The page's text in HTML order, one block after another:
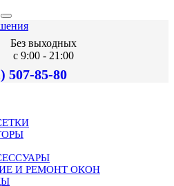
Без выходных
с 9:00 - 21:00
507-85-80
И РЕМОНТ ОКОН